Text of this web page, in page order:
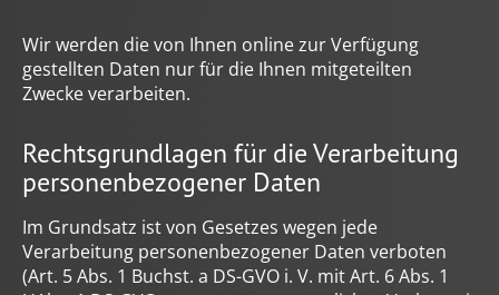
Wir werden die von Ihnen online zur Verfügung
gestellten Daten nur für die Ihnen mitgeteilten
Zwecke verarbeiten.
Rechtsgrundlagen für die Verarbeitung
personenbezogener Daten
Im Grundsatz ist von Gesetzes wegen jede
Verarbeitung personenbezogener Daten verboten
(Art. 5 Abs. 1 Buchst. a DS-GVO i. V. mit Art. 6 Abs. 1